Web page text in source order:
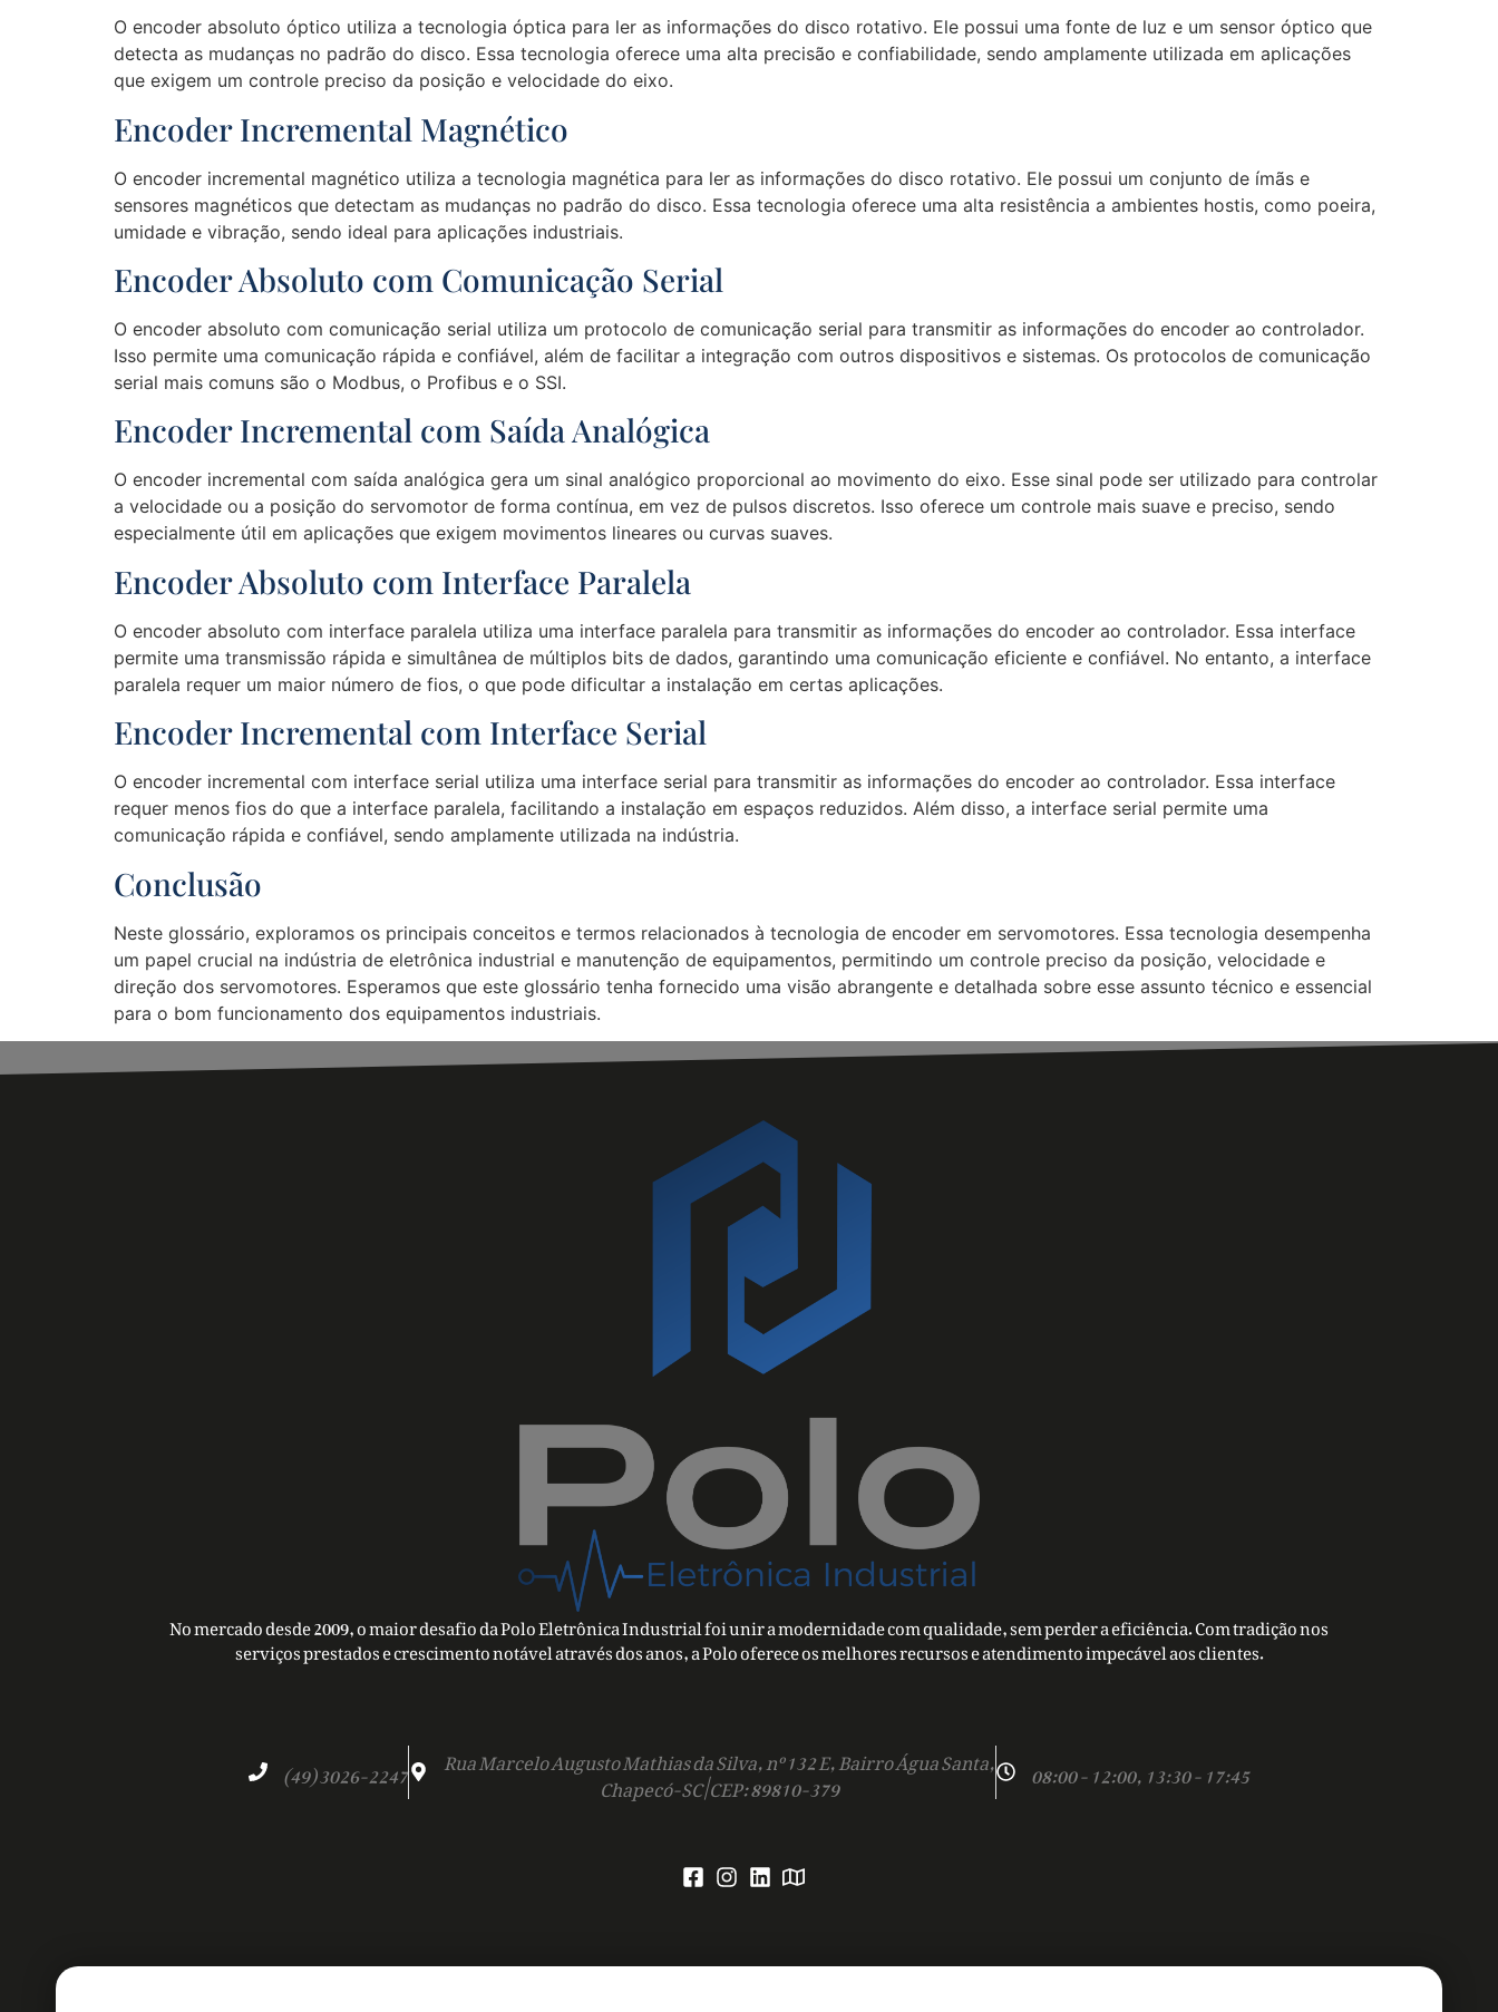
O encoder absoluto óptico utiliza a tecnologia óptica para ler as informações do disco rotativo. Ele possui uma fonte de luz e um sensor óptico que
detecta as mudanças no padrão do disco. Essa tecnologia oferece uma alta precisão e confiabilidade, sendo amplamente utilizada em aplicações
que exigem um controle preciso da posição e velocidade do eixo.
Encoder Incremental Magnético
O encoder incremental magnético utiliza a tecnologia magnética para ler as informações do disco rotativo. Ele possui um conjunto de ímãs e
sensores magnéticos que detectam as mudanças no padrão do disco. Essa tecnologia oferece uma alta resistência a ambientes hostis, como poeira,
umidade e vibração, sendo ideal para aplicações industriais.
Encoder Absoluto com Comunicação Serial
O encoder absoluto com comunicação serial utiliza um protocolo de comunicação serial para transmitir as informações do encoder ao controlador.
Isso permite uma comunicação rápida e confiável, além de facilitar a integração com outros dispositivos e sistemas. Os protocolos de comunicação
serial mais comuns são o Modbus, o Profibus e o SSI.
Encoder Incremental com Saída Analógica
O encoder incremental com saída analógica gera um sinal analógico proporcional ao movimento do eixo. Esse sinal pode ser utilizado para controlar
a velocidade ou a posição do servomotor de forma contínua, em vez de pulsos discretos. Isso oferece um controle mais suave e preciso, sendo
especialmente útil em aplicações que exigem movimentos lineares ou curvas suaves.
Encoder Absoluto com Interface Paralela
O encoder absoluto com interface paralela utiliza uma interface paralela para transmitir as informações do encoder ao controlador. Essa interface
permite uma transmissão rápida e simultânea de múltiplos bits de dados, garantindo uma comunicação eficiente e confiável. No entanto, a interface
paralela requer um maior número de fios, o que pode dificultar a instalação em certas aplicações.
Encoder Incremental com Interface Serial
O encoder incremental com interface serial utiliza uma interface serial para transmitir as informações do encoder ao controlador. Essa interface
requer menos fios do que a interface paralela, facilitando a instalação em espaços reduzidos. Além disso, a interface serial permite uma
comunicação rápida e confiável, sendo amplamente utilizada na indústria.
Conclusão
Neste glossário, exploramos os principais conceitos e termos relacionados à tecnologia de encoder em servomotores. Essa tecnologia desempenha
um papel crucial na indústria de eletrônica industrial e manutenção de equipamentos, permitindo um controle preciso da posição, velocidade e
direção dos servomotores. Esperamos que este glossário tenha fornecido uma visão abrangente e detalhada sobre esse assunto técnico e essencial
para o bom funcionamento dos equipamentos industriais.
No mercado desde 2009, o maior desafio da Polo Eletrônica Industrial foi unir a modernidade com qualidade, sem perder a eficiência. Com tradição nos
serviços prestados e crescimento notável através dos anos, a Polo oferece os melhores recursos e atendimento impecável aos clientes.
(49) 3026-2247 Rua Marcelo Augusto Mathias da Silva, nº 132 E, Bairro Água Santa,
Chapecó-SC | CEP: 89810-379 08:00 - 12:00, 13:30 - 17:45